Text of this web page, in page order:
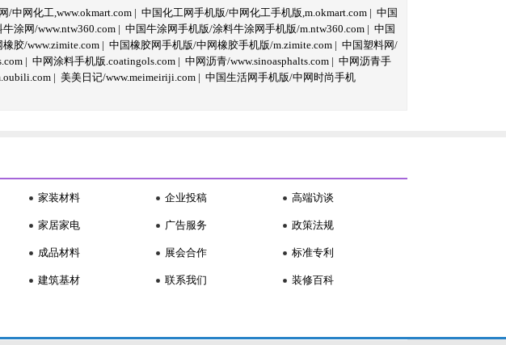
/中网化工,www.okmart.com | 中国化工网手机版/中网化工手机版,m.okmart.com | 中国
涂网/www.ntw360.com | 中国牛涂网手机版/涂料牛涂网手机版/m.ntw360.com | 中国
胶/www.zimite.com | 中国橡胶网手机版/中网橡胶手机版/m.zimite.com | 中国塑料网/
| 中网涂料手机版.coatingols.com | 中网沥青/www.sinoasphalts.com | 中网沥青手
| 美美日记/www.meimeiriji.com | 中国生活网手机版/中网时尚手机
家装材料
家居家电
成品材料
建筑基材
企业投稿
广告服务
展会合作
联系我们
高端访谈
政策法规
标准专利
装修百科